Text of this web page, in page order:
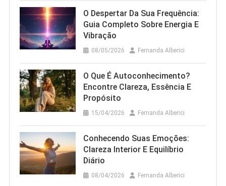
O Despertar Da Sua Frequência:
Guia Completo Sobre Energia E
Vibração
08/05/2026 Fernanda Alberici
O Que É Autoconhecimento?
Encontre Clareza, Essência E
Propósito
15/04/2026 Fernanda Alberici
Conhecendo Suas Emoções:
Clareza Interior E Equilíbrio
Diário
08/04/2026 Fernanda Alberici